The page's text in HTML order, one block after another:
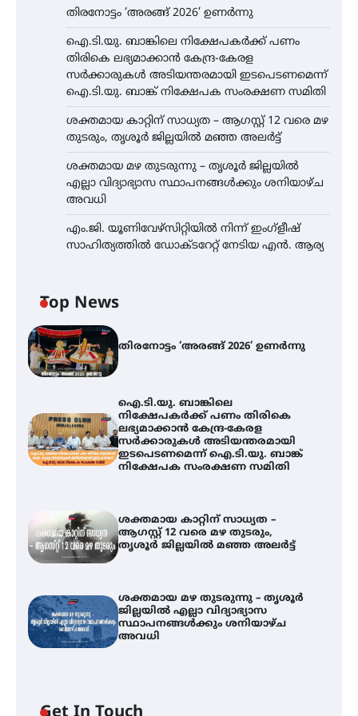
തിരനോട്ടം ‘അരങ്ങ് 2026’ ഉണർന്നു
ഐ.ടി.യു. ബാങ്കിലെ നിക്ഷേപകർക്ക് പണം
തിരികെ ലഭ്യമാക്കാൻ കേന്ദ്ര-കേരള
സർക്കാരുകൾ അടിയന്തരമായി ഇടപെടണമെന്ന്
ഐ.ടി.യു. ബാങ്ക് നിക്ഷേപക സംരക്ഷണ സമിതി
ശക്തമായ കാറ്റിന് സാധ്യത – ആഗസ്റ്റ് 12 വരെ മഴ
തുടരും, തൃശൂർ ജില്ലയിൽ മഞ്ഞ അലർട്ട്
ശക്തമായ മഴ തുടരുന്നു – തൃശൂർ ജില്ലയിൽ
എല്ലാ വിദ്യാഭ്യാസ സ്ഥാപനങ്ങൾക്കും ശനിയാഴ്ച
അവധി
എം.ജി. യൂണിവേഴ്‌സിറ്റിയിൽ നിന്ന് ഇംഗ്ളീഷ്
സാഹിത്യത്തിൽ ഡോക്ടറേറ്റ് നേടിയ എൻ. ആര്യ
Top News
തിരനോട്ടം ‘അരങ്ങ് 2026’ ഉണർന്നു
ഐ.ടി.യു. ബാങ്കിലെ
നിക്ഷേപകർക്ക് പണം തിരികെ
ലഭ്യമാക്കാൻ കേന്ദ്ര-കേരള
സർക്കാരുകൾ അടിയന്തരമായി
ഇടപെടണമെന്ന് ഐ.ടി.യു. ബാങ്ക്
നിക്ഷേപക സംരക്ഷണ സമിതി
ശക്തമായ കാറ്റിന് സാധ്യത –
ആഗസ്റ്റ് 12 വരെ മഴ തുടരും,
തൃശൂർ ജില്ലയിൽ മഞ്ഞ അലർട്ട്
ശക്തമായ മഴ തുടരുന്നു – തൃശൂർ
ജില്ലയിൽ എല്ലാ വിദ്യാഭ്യാസ
സ്ഥാപനങ്ങൾക്കും ശനിയാഴ്ച
അവധി
ഐ.ടി.യു. ബാങ്കിലെ
നിക്ഷേപകർക്ക് പണം തിരികെ
ലഭ്യമാക്കാൻ കേന്ദ്ര-കേരള